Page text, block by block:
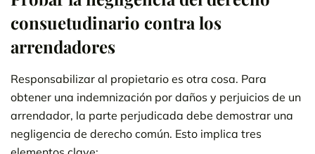
consuetudinario contra los
arrendadores
Responsabilizar al propietario es otra cosa. Para
obtener una indemnización por daños y perjuicios de un
arrendador, la parte perjudicada debe demostrar una
negligencia de derecho común. Esto implica tres